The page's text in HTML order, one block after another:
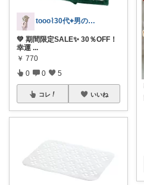
tooo⌇30代⌖男の子のママ👦🏻
💚 期間限定SALE✨ 30％OFF！
幸運 ...
￥ 770
0 0 5
コレ いいね